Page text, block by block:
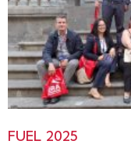
FUEL 2025